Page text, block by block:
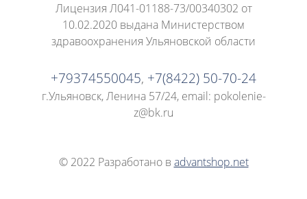
Лицензия Л041-01188-73/00340302 от
10.02.2020 выдана Министерством
здравоохранения Ульяновской области
+79374550045, +7(8422) 50-70-24
г.Ульяновск, Ленина 57/24, email: pokolenie-
z@bk.ru
© 2022 Разработано в advantshop.net